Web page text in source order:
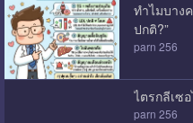
ทำไมบาง
ปกติ?”
parn 256
ไตรกลีเซ
parn 256